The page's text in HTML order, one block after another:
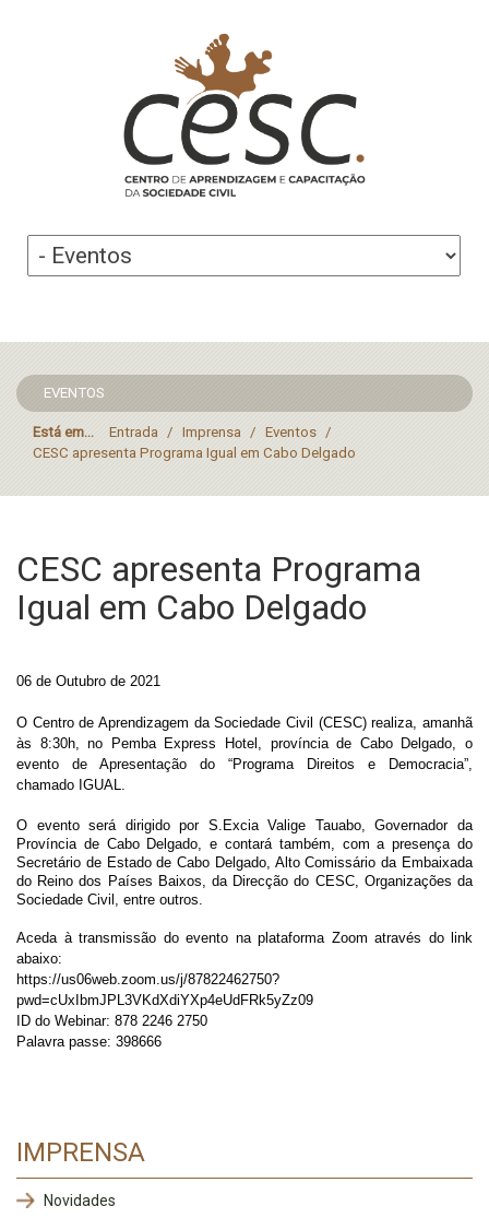
EVENTOS
Está em... Entrada / Imprensa / Eventos /
CESC apresenta Programa Igual em Cabo Delgado
CESC apresenta Programa
Igual em Cabo Delgado
06 de Outubro de 2021
O Centro de Aprendizagem da Sociedade Civil (CESC) realiza, amanhã
às 8:30h, no Pemba Express Hotel, província de Cabo Delgado, o
evento de Apresentação do “Programa Direitos e Democracia”,
chamado IGUAL.
O evento será dirigido por S.Excia Valige Tauabo, Governador da
Província de Cabo Delgado, e contará também, com a presença do
Secretário de Estado de Cabo Delgado, Alto Comissário da Embaixada
do Reino dos Países Baixos, da Direcção do CESC, Organizações da
Sociedade Civil, entre outros.
Aceda à transmissão do evento na plataforma Zoom através do link
abaixo:
https://us06web.zoom.us/j/87822462750?
pwd=cUxIbmJPL3VKdXdiYXp4eUdFRk5yZz09
ID do Webinar: 878 2246 2750
Palavra passe: 398666
IMPRENSA
Novidades